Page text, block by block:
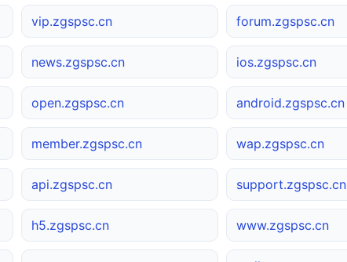
vip.zgspsc.cn forum.zgspsc.cn
news.zgspsc.cn ios.zgspsc.cn
open.zgspsc.cn android.zgspsc.cn
member.zgspsc.cn wap.zgspsc.cn
api.zgspsc.cn support.zgspsc.cn
h5.zgspsc.cn www.zgspsc.cn